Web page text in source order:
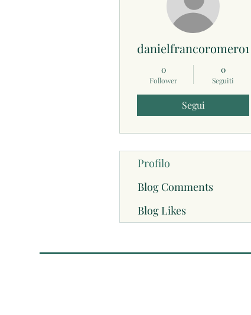
danielfrancoromero15
0
Follower
0
Seguiti
Segui
Profilo
Blog Comments
Blog Likes